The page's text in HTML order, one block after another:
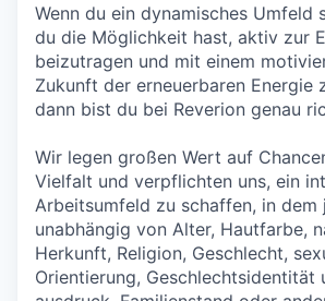
Wenn du ein dynamisches Umfeld
du die Möglichkeit hast, aktiv zur
beizutragen und mit einem
Zukunft der erneuerbaren Energie
dann bist du bei Reverion genau
Wir legen großen Wert auf
Vielfalt und verpflichten uns, ein
Arbeitsumfeld zu schaffen, in dem
unabhängig von Alter, Hautfarbe,
Herkunft, Religion, Geschlecht,
Orientierung, Geschlechtsidentität